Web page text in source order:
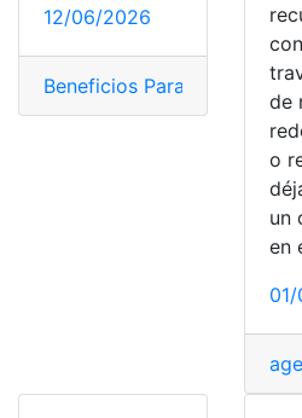
12/06/2026
Beneficios Para La Salud ,
de
o
un
en